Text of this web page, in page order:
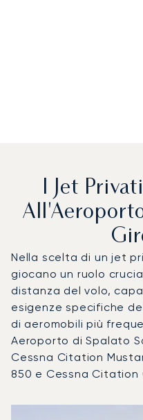
I Jet
Nella scelta di un jet
giocano un ruolo
distanza del volo,
esigenze specifiche
di aeromobili più
Aeroporto di Spalato
Cessna Citation
850 e Cessna Citation